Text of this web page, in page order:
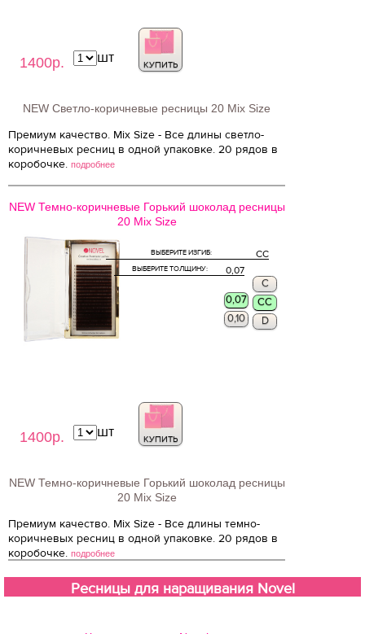
1400р. КУПИТЬ
шт
NEW Светло-коричневые ресницы 20 Mix Size
Премиум качество. Mix Size - Все длины светло-
коричневых ресниц в одной упаковке. 20 рядов в
коробочке. подробнее
NEW Темно-коричневые Горький шоколад ресницы
20 Mix Size
1400р.
CC
ВЫБЕРИТЕ ИЗГИБ:
0,07
ВЫБЕРИТЕ ТОЛЩИНУ:
C
CC
0,07
0,10
D
КУПИТЬ
шт
NEW Темно-коричневые Горький шоколад ресницы
20 Mix Size
Премиум качество. Mix Size - Все длины темно-
коричневых ресниц в одной упаковке. 20 рядов в
коробочке. подробнее
Ресницы для наращивания Novel